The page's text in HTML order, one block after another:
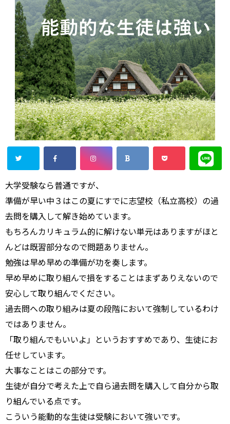
大学受験なら普通ですが、
準備が早い中３はこの夏にすでに志望校（私立高校）の過
去問を購入して解き始めています。
もちろんカリキュラム的に解けない単元はありますがほと
んどは既習部分なので問題ありません。
勉強は早め早めの準備が功を奏します。
早め早めに取り組んで損をすることはまずありえないので
安心して取り組んでください。
過去問への取り組みは夏の段階において強制しているわけ
ではありません。
「取り組んでもいいよ」というおすすめであり、生徒にお
任せしています。
大事なことはこの部分です。
生徒が自分で考えた上で自ら過去問を購入して自分から取
り組んでいる点です。
こういう能動的な生徒は受験において強いです。